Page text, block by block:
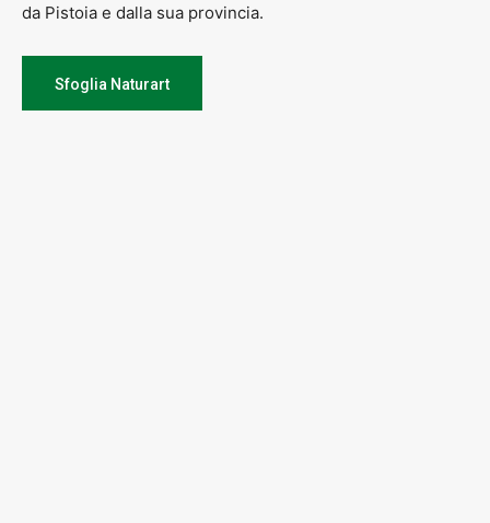
da Pistoia e dalla sua provincia.
Sfoglia Naturart